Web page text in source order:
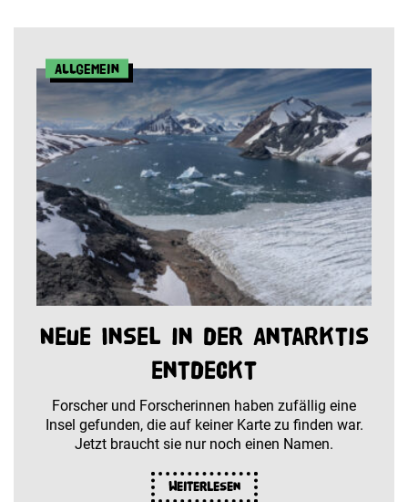
Allgemein
Neue Insel in der Antarktis
entdeckt
Forscher und Forscherinnen haben zufällig eine
Insel gefunden, die auf keiner Karte zu finden war.
Jetzt braucht sie nur noch einen Namen.
Weiterlesen